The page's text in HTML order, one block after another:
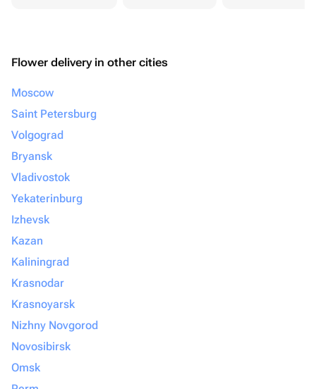
Flower delivery in other cities
Moscow
Saint Petersburg
Volgograd
Bryansk
Vladivostok
Yekaterinburg
Izhevsk
Kazan
Kaliningrad
Krasnodar
Krasnoyarsk
Nizhny Novgorod
Novosibirsk
Omsk